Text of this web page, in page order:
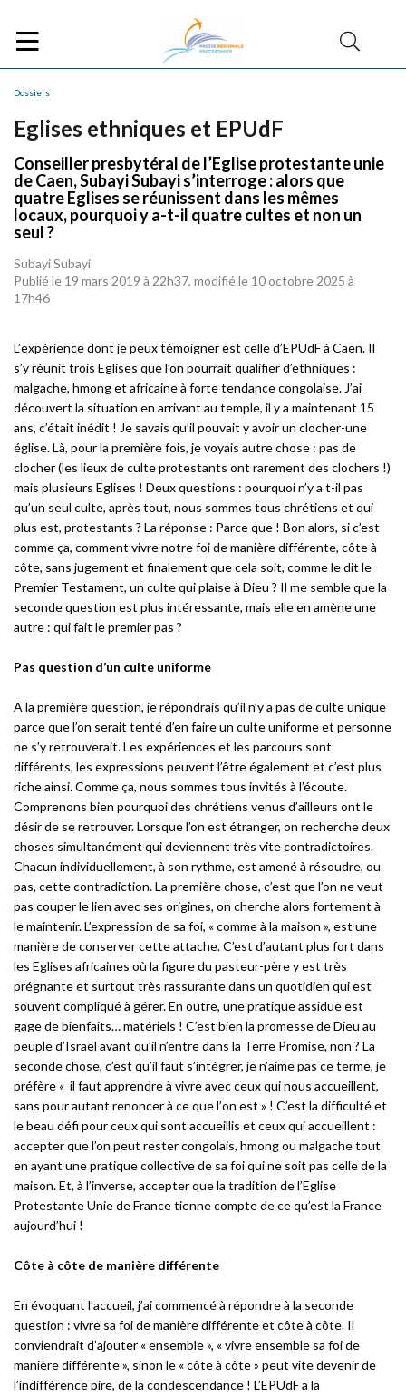
Dossiers
Eglises ethniques et EPUdF
Conseiller presbytéral de l’Eglise protestante unie
de Caen, Subayi Subayi s’interroge : alors que
quatre Eglises se réunissent dans les mêmes
locaux, pourquoi y a-t-il quatre cultes et non un
seul ?
Subayi Subayi
Publié le 19 mars 2019 à 22h37, modifié le 10 octobre 2025 à
17h46
L’expérience dont je peux témoigner est celle d’EPUdFà Caen. Il
s’y réunit trois Eglises que l’on pourrait qualifier d’ethniques :
malgache, hmong et africaine à forte tendance congolaise. J’ai
découvert la situation en arrivant au temple, il y a maintenant 15
ans, c’était inédit ! Je savais qu’il pouvait y avoir un clocher-une
église. Là, pour la première fois, je voyais autre chose : pas de
clocher (les lieux de culte protestants ont rarement des clochers !)
mais plusieurs Eglises ! Deux questions : pourquoi n’y a t-il pas
qu’un seul culte, après tout, nous sommes tous chrétiens et qui
plus est, protestants ? La réponse : Parce que ! Bon alors, si c’est
commeça, comment vivre notre foi de manière différente, côteà
côte, sans jugement et finalement que cela soit, comme le dit le
Premier Testament, un culte qui plaise à Dieu ? Il me semble que la
seconde question est plus intéressante, mais elle en amène une
autre : qui fait le premier pas ?
Pas question d’un culte uniforme
A la première question, je répondrais qu’il n’y a pas de culte unique
parce que l’on serait tentéd’en faire un culte uniforme et personne
ne s’y retrouverait. Les expériences et les parcours sont
différents, les expressions peuvent l’être également et c’est plus
riche ainsi. Commeça, nous sommes tous invités à l’écoute.
Comprenons bien pourquoi des chrétiens venus d’ailleurs ont le
désir de se retrouver. Lorsque l’on est étranger, on recherche deux
choses simultanément qui deviennent très vite contradictoires.
Chacun individuellement, à son rythme, est amené à résoudre, ou
pas, cette contradiction. La première chose, c’est que l’on ne veut
pas couper le lien avec ses origines, on cherche alors fortement à
le maintenir. L’expression de sa foi, «comme à la maison », est une
manière de conserver cette attache. C’est d’autant plus fort dans
les Eglises africaines où la figure du pasteur-père y est très
prégnante et surtout très rassurante dans un quotidien qui est
souvent compliqué à gérer. En outre, une pratique assidue est
gage de bienfaits…matériels ! C’est bien la promesse de Dieu au
peuple d’Israël avant qu’il n’entre dans la Terre Promise, non ? La
seconde chose, c’est qu’il faut s’intégrer, je n’aime pas ce terme, je
préfère « il faut apprendre à vivre avec ceux qui nous accueillent,
sans pour autant renoncer à ce que l’on est » ! C’est la difficulté et
le beau défi pour ceux qui sont accueillis et ceux qui accueillent :
accepter que l’on peut rester congolais, hmong ou malgache tout
en ayant une pratique collective de sa foi qui ne soit pas celle de la
maison. Et, à l’inverse, accepter que la tradition de l’Eglise
Protestante Unie de France tienne compte de ce qu’est la France
aujourd’hui !
Côte à côte de manière différente
En évoquant l’accueil, j’ai commencé à répondre à la seconde
question : vivre sa foi de manière différente et côteà côte. Il
conviendrait d’ajouter «ensemble», «vivre ensemble sa foi de
manière différente», sinon le « côteà côte» peut vite devenir de
l’indifférence pire, de la condescendance ! L’EPUdF a la